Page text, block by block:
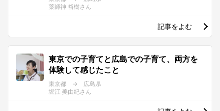
薬師神 裕樹さん
記事をよむ
東京での子育てと広島での子育て、両方を
体験して感じたこと
東京都 → 広島県
堀江 美由紀さん